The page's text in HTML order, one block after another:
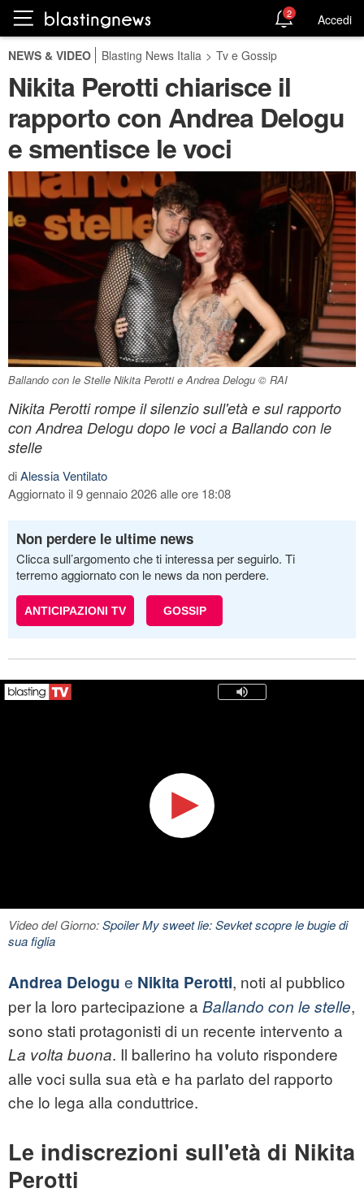
2 Accedi
NEWS & VIDEO Blasting News Italia > Tv e Gossip
Nikita Perotti chiarisce il
rapporto con Andrea Delogu
e smentisce le voci
Ballando con le Stelle Nikita Perotti e Andrea Delogu © RAI
Nikita Perotti rompe il silenzio sull'età e sul rapporto
con Andrea Delogu dopo le voci a Ballando con le
stelle
diAlessia Ventilato
Aggiornato il 9 gennaio 2026 alle ore 18:08
Non perdere le ultime news
Clicca sull’argomento che ti interessa per seguirlo. Ti
terremo aggiornato con le news da non perdere.
ANTICIPAZIONI TV GOSSIP
Video del Giorno:Spoiler My sweet lie: Sevket scopre le bugie di
sua figlia
Andrea Delogu e Nikita Perotti, noti al pubblico
per la loro partecipazione a Ballando con le stelle,
sono stati protagonisti di un recente intervento a
La volta buona. Il ballerino ha voluto rispondere
alle voci sulla sua età e ha parlato del rapporto
che lo lega alla conduttrice.
Le indiscrezioni sull'età di Nikita
Perotti